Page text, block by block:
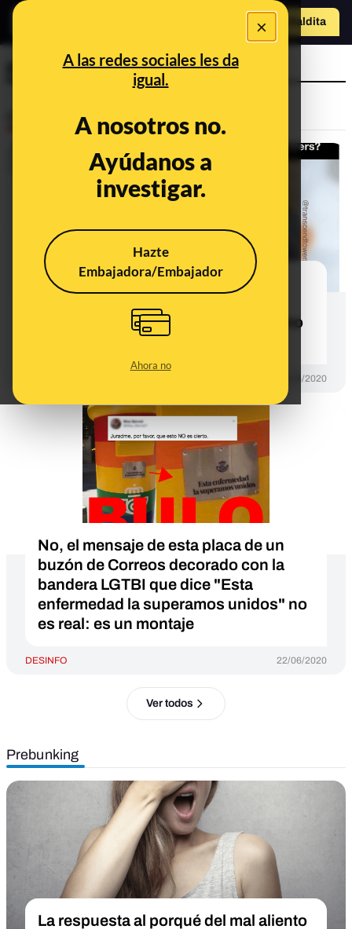
×
A las redes sociales les da
igual.
A nosotros no.
Ayúdanos a
investigar.
Hazte
Embajadora/Embajador
Ahora no
Hazte Maldita
No, no hay un componente con la
electrónicos de las antenas 5G como
muestra este vídeo
08/06/2020
No, el mensaje de esta placa de un
buzón de Correos decorado con la
bandera LGTBI que dice "Esta
enfermedad la superamos unidos" no
es real: es un montaje
DESINFO 22/06/2020
Ver todos
Prebunking
La respuesta al porqué del mal aliento